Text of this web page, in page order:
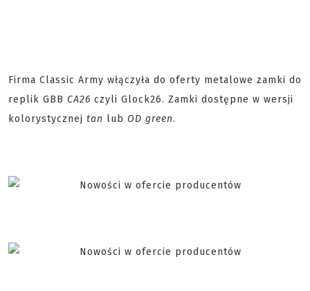
Firma Classic Army włączyła do oferty metalowe zamki do
replik GBB CA26 czyli Glock26. Zamki dostępne w wersji
kolorystycznej tan lub OD green.